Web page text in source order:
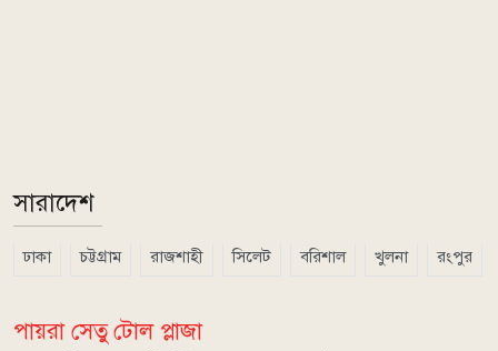
সারাদেশ
ঢাকা চট্টগ্রাম রাজশাহী সিলেট বরিশাল খুলনা রংপুর
পায়রা সেতু টোল প্লাজা